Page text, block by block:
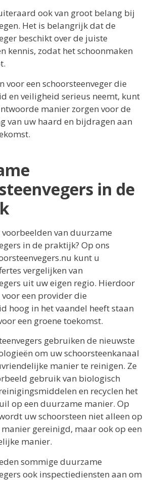
ook van groot belang bij
Het is belangrijk dat de
beschikt over de juiste
kennis, zodat het schoonmaken
voor een schoorsteenveger die
en veiligheid serieus neemt, kunt
manier zorgen voor de
van uw haard en bijdragen aan
in de
van duurzame
in de praktijk? Op ons
kunt u
vergelijken van
uit uw eigen regio. Hierdoor
een provider die
hoog in het vaandel heeft staan
een groene toekomst.
gebruiken de nieuwste
om uw schoorsteenkanaal
manier te reinigen. Ze
gebruik van biologisch
en recyclen het
op een duurzame manier. Op
uw schoorsteen niet alleen op
gereinigd, maar ook op een
manier.
sommige duurzame
ook inspectiediensten aan om